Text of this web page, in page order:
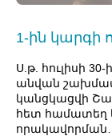
1-ին կարգի
Ս.թ. հուլիսի
անվան
կանցկացվի
հետ համատեղ
որակավորման…